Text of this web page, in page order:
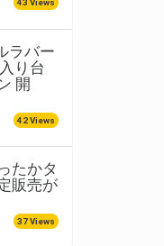
43 Views
ラバー
り台
開
42 Views
たかタ
販売が
37 Views